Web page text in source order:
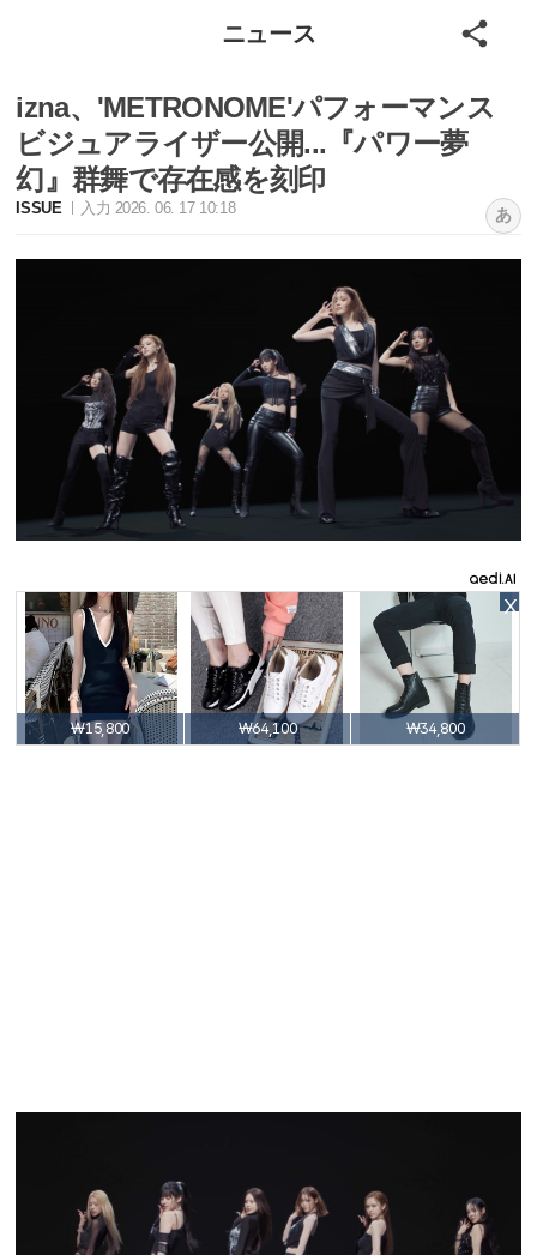
ニュース
izna、'METRONOME'パフォーマンス
ビジュアライザー公開...『パワー夢
幻』群舞で存在感を刻印
ISSUE 入力 2026. 06. 17 10:18 あ
X
₩15,800 ₩64,100 ₩34,800